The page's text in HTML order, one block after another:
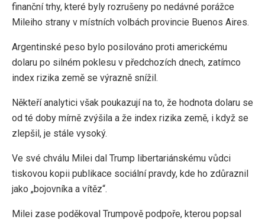
finanční trhy, které byly rozrušeny po nedávné porážce
Mileiho strany v místních volbách provincie Buenos Aires.
Argentinské peso bylo posilováno proti americkému
dolaru po silném poklesu v předchozích dnech, zatímco
index rizika země se výrazně snížil.
Někteří analytici však poukazují na to, že hodnota dolaru se
od té doby mírně zvýšila a že index rizika země, i když se
zlepšil, je stále vysoký.
Ve své chválu Milei dal Trump libertariánskému vůdci
tiskovou kopii publikace sociální pravdy, kde ho zdůraznil
jako „bojovníka a vítěz“.
Milei zase poděkoval Trumpově podpoře, kterou popsal